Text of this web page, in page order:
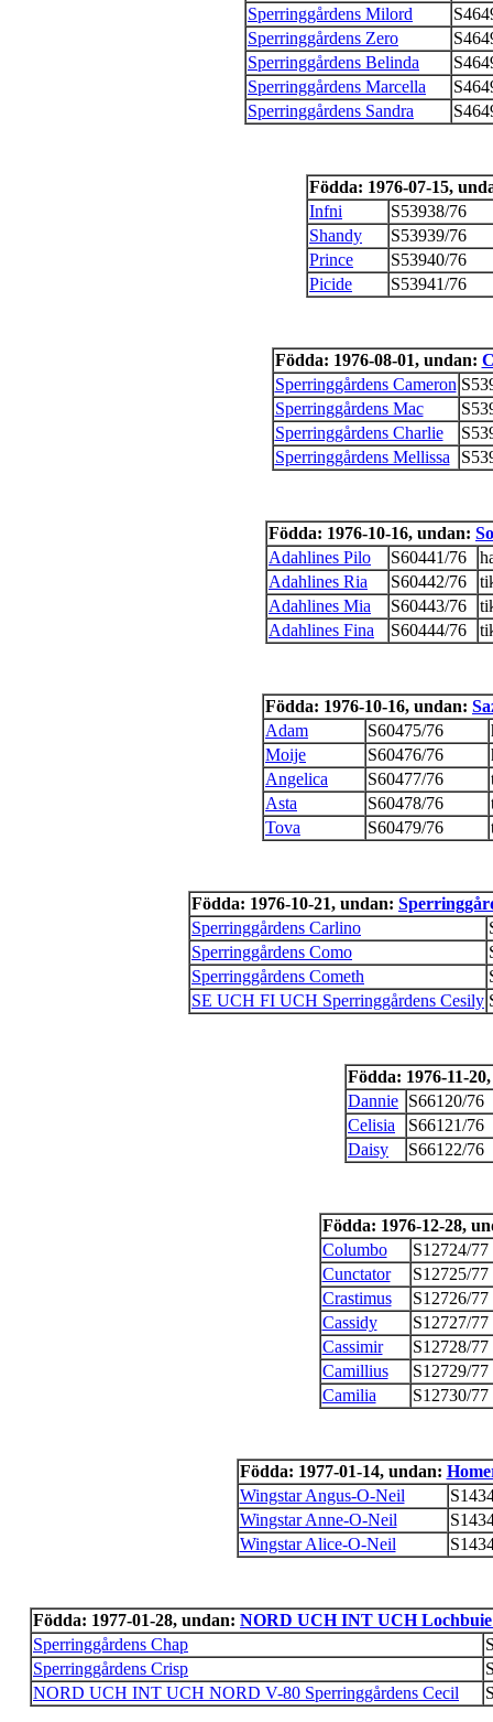
Sperringgårdens Milord
Sperringgårdens Zero
Sperringgårdens Belinda
Sperringgårdens Marcella
Sperringgårdens Sandra
Födda: 1976-07-15,
Infni
S53938/76
Shandy
S53939/76
Prince
S53940/76
Picide
S53941/76
Födda: 1976-08-01, undan:
Sperringgårdens Cameron
Sperringgårdens Mac
Sperringgårdens Charlie
Sperringgårdens Mellissa
Födda: 1976-10-16, undan:
Adahlines Pilo
S60441/76
Adahlines Ria
S60442/76
Adahlines Mia
S60443/76
Adahlines Fina
S60444/76
Födda: 1976-10-16, undan:
Adam
S60475/76
Moije
S60476/76
Angelica
S60477/76
Asta
S60478/76
Tova
S60479/76
Födda: 1976-10-21, undan:
Sperringgårdens Carlino
Sperringgårdens Como
Sperringgårdens Cometh
SE UCH FI UCH Sperringgårdens Cesily
Födda: 1976-11-
Dannie S66120/76
Celisia
S66121/76
Daisy
S66122/76
Födda: 1976-12-28,
Columbo
S12724/77
Cunctator
S12725/77
Crastimus
S12726/77
Cassidy
S12727/77
Cassimir
S12728/77
Camillius
S12729/77
Camilia
S12730/77
Födda: 1977-01-14, undan:
Wingstar Angus-O-Neil
Wingstar Anne-O-Neil
Wingstar Alice-O-Neil
Födda: 1977-01-28, undan: NORD UCH INT UCH
Sperringgårdens Chap
Sperringgårdens Crisp
NORD UCH INT UCH NORD V-80 Sperringgårdens Cecil